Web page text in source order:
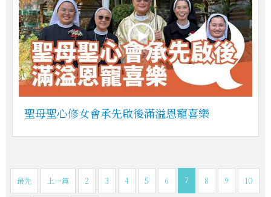
聖母聖心修女會承先啟後滿溢恩寵喜樂
最先 上一篇 2 3 4 5 6 7 8 9 10